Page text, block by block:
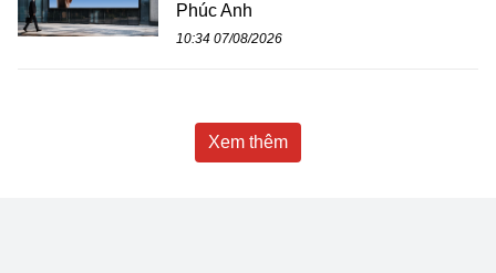
Phúc Anh
10:34 07/08/2026
Xem thêm